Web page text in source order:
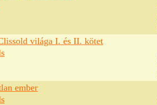
világa I. és II. kötet
ember